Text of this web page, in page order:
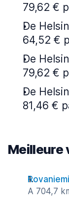
79,62 €
De
64,52 €
De
79,62 €
De
81,46 €
Meilleure
Rovaniemi
A 704,7